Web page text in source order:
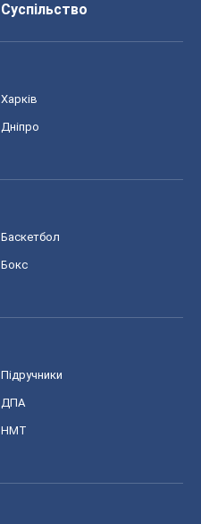
Суспільство
Харків
Дніпро
Баскетбол
Бокс
Підручники
ДПА
НМТ